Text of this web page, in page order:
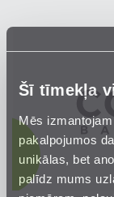
Šī tīmekļa
Mēs
pakalpojumos
unikālas, bet
palīdz mums